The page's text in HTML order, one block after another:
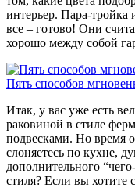
интерьер. Пара-
все – готово! Они
хорошо между собой
Пять способов
Итак, у вас уже есть
раковиной в стиле
подвесками. Но время
слоняетесь по кухне,
дополнительного
стиля? Если вы хотите